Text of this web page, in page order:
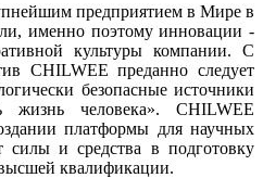
предприятием в Мире в
именно поэтому инновации -
культуры компании. С
CHILWEE преданно следует
безопасные источники
жизнь человека». CHILWEE
платформы для научных
силы и средства в подготовку
квалификации.